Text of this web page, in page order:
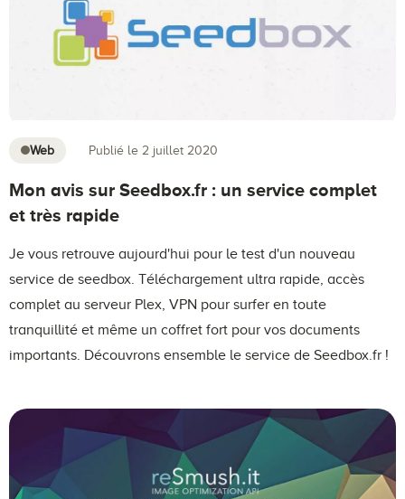
Web Publié le 2 juillet 2020
Mon avis sur Seedbox.fr : un service complet
et très rapide
Je vous retrouve aujourd'hui pour le test d'un nouveau
service de seedbox. Téléchargement ultra rapide, accès
complet au serveur Plex, VPN pour surfer en toute
tranquillité et même un coffret fort pour vos documents
importants. Découvrons ensemble le service de Seedbox.fr !